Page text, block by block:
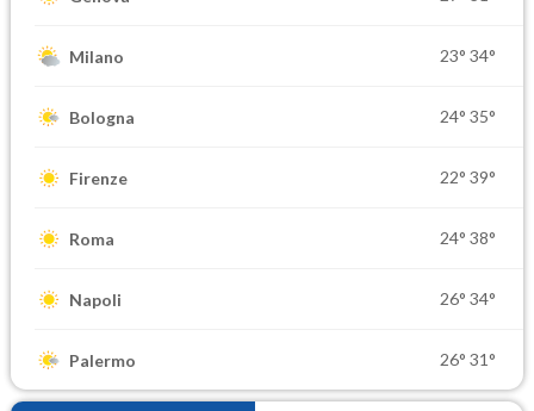
Milano 23° 34°
Bologna 24° 35°
Firenze 22° 39°
Roma 24° 38°
Napoli 26° 34°
Palermo 26° 31°